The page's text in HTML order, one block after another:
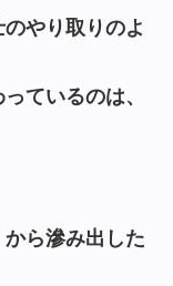
やり取りのよ
ているのは、
ら滲み出した